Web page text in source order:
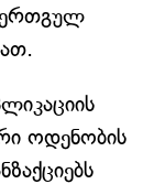
ერთგულ
ოდენობის